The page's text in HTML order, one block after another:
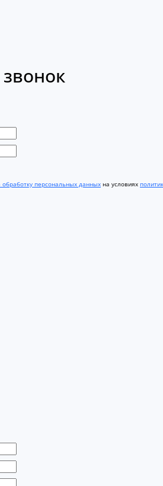
обработку персональных данных на условиях